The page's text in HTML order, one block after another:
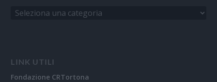
LINK UTILI
Fondazione CRTortona